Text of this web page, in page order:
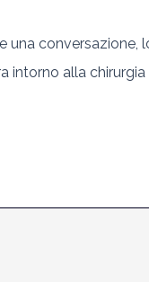
una conversazione,
intorno alla chirurgia